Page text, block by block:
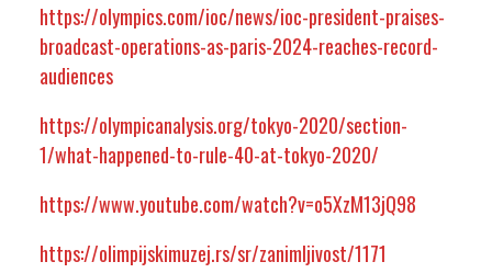
https://olympics.com/ioc/news/ioc-president-praises-
broadcast-operations-as-paris-2024-reaches-record-
audiences
https://olympicanalysis.org/tokyo-2020/section-
1/what-happened-to-rule-40-at-tokyo-2020/
https://www.youtube.com/watch?v=o5XzM13jQ98
https://olimpijskimuzej.rs/sr/zanimljivost/1171